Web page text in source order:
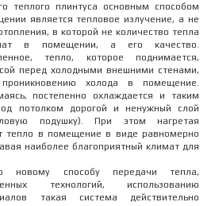
теплого плинтуса основным способом
является тепловое излучение, а не
в которой не количество тепла
в помещении, а его качество.
тепло, которое поднимается,
перед холодными внешними стенами,
проникновению холода в помещение.
постепенно охлаждается и таким
потолком дорогой и ненужный слой
подушку). При этом нагретая
тепло в помещение в виде равномерно
наиболее благоприятный климат для
новому способу передачи тепла,
технологий, использованию
такая система действительно